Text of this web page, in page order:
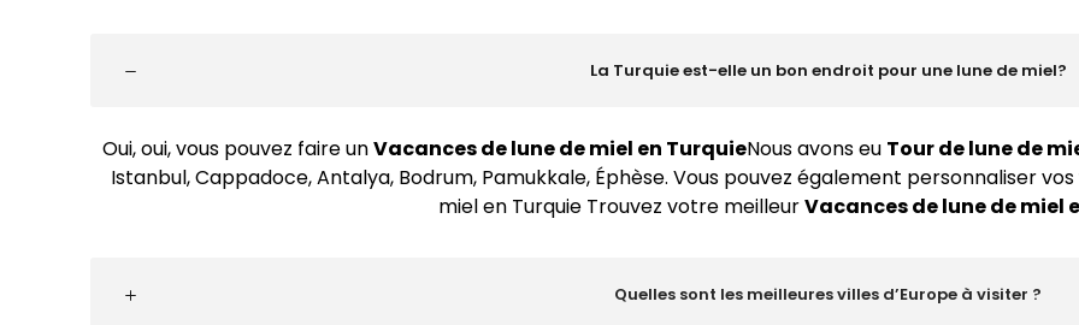
La Turquie est-elle un bon endroit pour une lune de miel?
Oui, oui, vous pouvez faire unVacances de lune de miel en TurquieNous avons eu Tour de lune de
Istanbul, Cappadoce, Antalya, Bodrum, Pamukkale, Éphèse. Vous pouvez également personnaliser
miel en TurquieTrouvez votre meilleurVacances de lune de miel
Quelles sont les meilleures villes d’Europe à visiter ?